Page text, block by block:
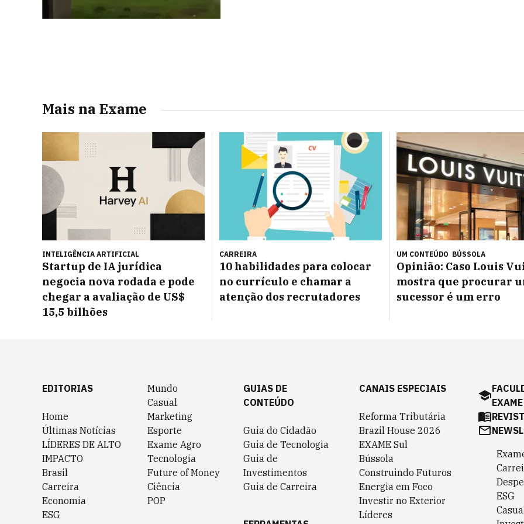
Mais na Exame
INTELIGÊNCIA ARTIFICIAL
Startup de IA jurídica
negocia nova rodada e pode
chegar a avaliação de US$
15,5 bilhões
CARREIRA
10 habilidades para colocar
no currículo e chamar a
atenção dos recrutadores
UM CONTEÚDO BÚSSOLA
Opinião: Caso Louis
mostra que procurar
sucessor é um erro
EDITORIAS
Home
Últimas Notícias
LÍDERES DE ALTO
IMPACTO
Brasil
Carreira
Economia
ESG
Mundo
Casual
Marketing
Esporte
Exame Agro
Tecnologia
Future of Money
Ciência
POP
GUIAS DE
CONTEÚDO
Guia do Cidadão
Guia de Tecnologia
Guia de
Investimentos
Guia de Carreira
CANAIS ESPECIAIS
Reforma Tributária
Brazil House 2026
EXAME Sul
Bússola
Construindo Futuros
Energia em Foco
Investir no Exterior
Líderes
EXAME
ESG